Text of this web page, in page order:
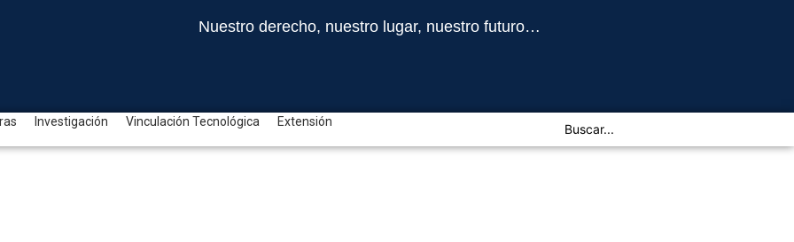
Nuestro derecho, nuestro lugar, nuestro futuro…
Investigación Vinculación Tecnológica Extensión